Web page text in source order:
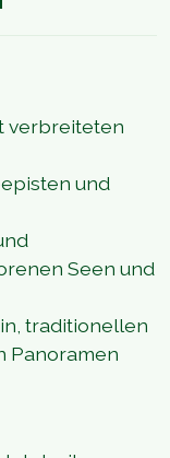
verbreiteten
und
Seen und
traditionellen
Panoramen